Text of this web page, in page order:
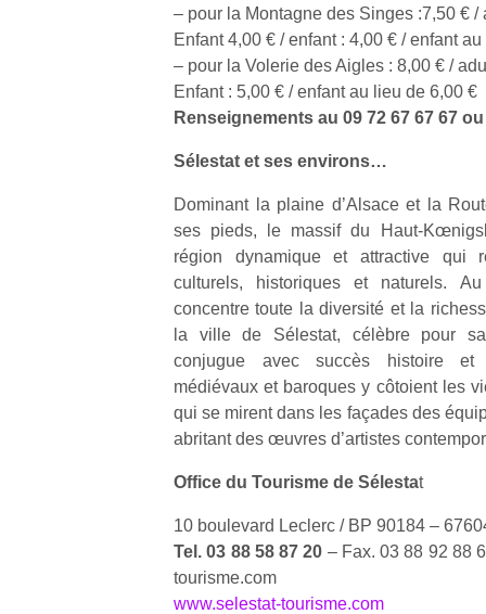
– pour la Montagne des Singes :7,50 €
Enfant 4,00 € / enfant : 4,00 € / enfant
– pour la Volerie des Aigles : 8,00 € /
Enfant : 5,00 € / enfant au lieu de 6,00 €
Renseignements au 09 72 67 67 67 ou
Sélestat et ses environs…
Dominant la plaine d’Alsace et la
ses pieds, le massif du Haut-
région dynamique et attractive qui
culturels, historiques et naturels.
concentre toute la diversité et la
la ville de Sélestat, célèbre pour
conjugue avec succès histoire et
médiévaux et baroques y côtoient les
qui se mirent dans les façades des
abritant des œuvres d’artistes
Office du Tourisme de Sélestat
10 boulevard Leclerc / BP 90184 –
Tel. 03 88 58 87 20 – Fax. 03 88 92 88
tourisme.com
www.selestat-tourisme.com